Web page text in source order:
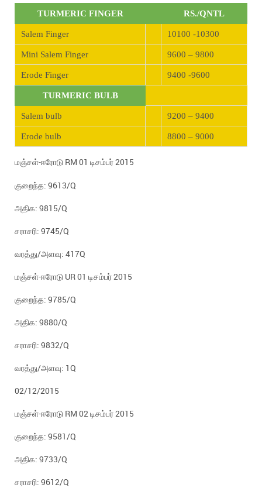
TURMERIC FINGER RS./QNTL
Salem Finger 10100 -10300
Mini Salem Finger 9600 – 9800
Erode Finger 9400 -9600
TURMERIC BULB
Salem bulb 9200 – 9400
Erode bulb 8800 – 9000
மஞ்சள்-ஈரோடு RM 01 டிசம்பர் 2015
குறைந்த: 9613/Q
அதிக: 9815/Q
சராசரி: 9745/Q
வரத்து/அளவு: 417Q
மஞ்சள்-ஈரோடு UR 01 டிசம்பர் 2015
குறைந்த: 9785/Q
அதிக: 9880/Q
சராசரி: 9832/Q
வரத்து/அளவு: 1Q
02/12/2015
மஞ்சள்-ஈரோடு RM 02 டிசம்பர் 2015
குறைந்த: 9581/Q
அதிக: 9733/Q
சராசரி: 9612/Q